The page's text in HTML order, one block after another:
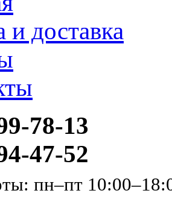
и доставка
78-13
47-52
пн–пт